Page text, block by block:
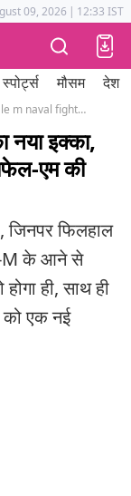
Tak Astrotak
09, 2026 | 12:33 IST
स्पोर्ट्स मौसम देश
indian navy to get 26 rafale m naval fighter jets aircraft carrier ins vikrant tension with pakistan and pahalgam attack
नया इक्का,
एम की
फिलहाल
M के आने से
ही, साथ ही
एक नई